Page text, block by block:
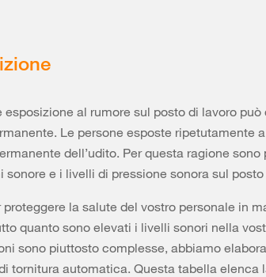
esposizione al rumore sul posto di lavoro
Le persone esposte ripetutamente
dell’udito. Per questa ragione
sonore e i livelli di pressione sonora sul posto
proteggere la salute del vostro personale in
quanto sono elevati i livelli sonori nella
sono piuttosto complesse, abbiamo
tornitura automatica. Questa tabella elenca